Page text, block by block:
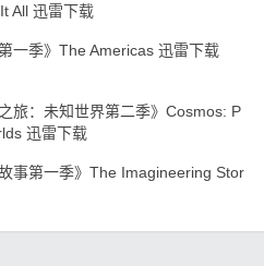
All 迅雷下载
一季》The Americas 迅雷下载
旅：未知世界第二季》Cosmos: P
迅雷下载
故事第一季》The Imagineering Stor